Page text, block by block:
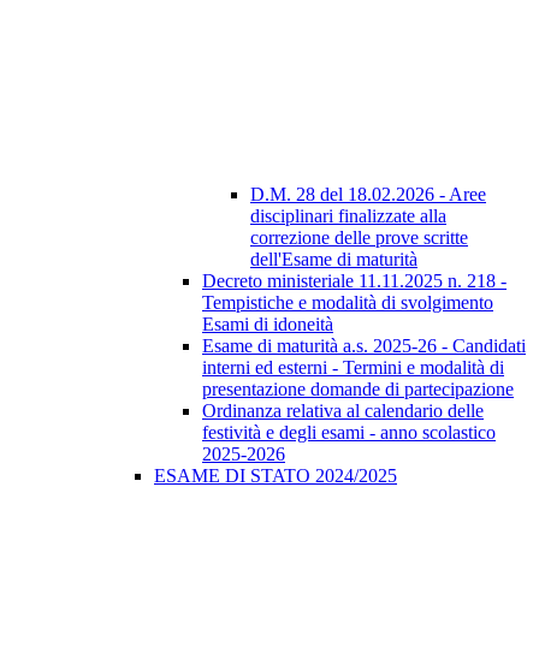
D.M. 28 del 18.02.2026 - Aree
disciplinari finalizzate alla
correzione delle prove scritte
dell'Esame di maturità
Decreto ministeriale 11.11.2025 n. 218 -
Tempistiche e modalità di svolgimento
Esami di idoneità
Esame di maturità a.s. 2025-26 - Candidati
interni ed esterni - Termini e modalità di
presentazione domande di partecipazione
Ordinanza relativa al calendario delle
festività e degli esami - anno scolastico
2025-2026
ESAME DI STATO 2024/2025